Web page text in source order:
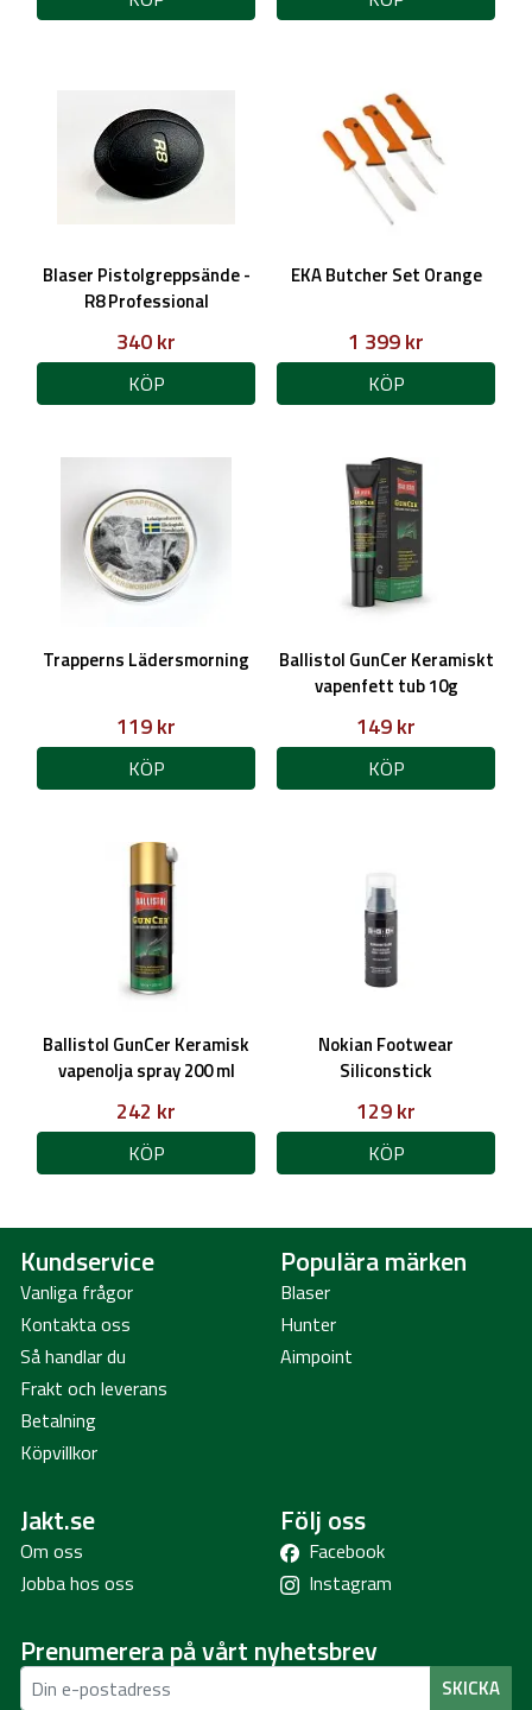
Blaser Pistolgreppsände -
R8 Professional
340 kr
KÖP
EKA Butcher Set Orange
1 399 kr
KÖP
Trapperns Lädersmorning
119 kr
KÖP
Ballistol GunCer Keramiskt
vapenfett tub 10g
149 kr
KÖP
Ballistol GunCer Keramisk
vapenolja spray 200 ml
242 kr
KÖP
Nokian Footwear
Siliconstick
129 kr
KÖP
Kundservice
Vanliga frågor
Kontakta oss
Så handlar du
Frakt och leverans
Betalning
Köpvillkor
Populära märken
Blaser
Hunter
Aimpoint
Jakt.se
Om oss
Jobba hos oss
Följ oss
Facebook
Instagram
Prenumerera på vårt nyhetsbrev
SKICKA